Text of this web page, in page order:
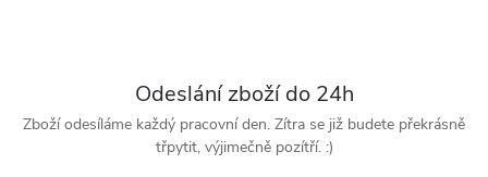
Odeslání zboží do 24h
Zboží odesíláme každý pracovní den. Zítra se již budete překrásně
třpytit, výjimečně pozítří. :)